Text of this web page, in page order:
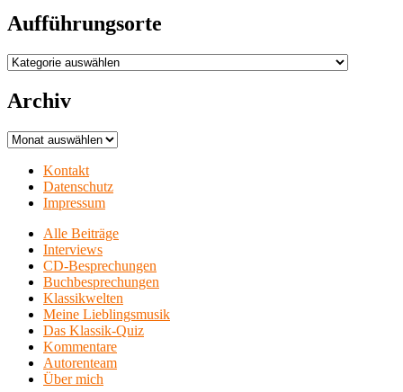
Aufführungsorte
Aufführungsorte
Archiv
Archiv
Kontakt
Datenschutz
Impressum
Alle Beiträge
Interviews
CD-Besprechungen
Buchbesprechungen
Klassikwelten
Meine Lieblingsmusik
Das Klassik-Quiz
Kommentare
Autorenteam
Über mich